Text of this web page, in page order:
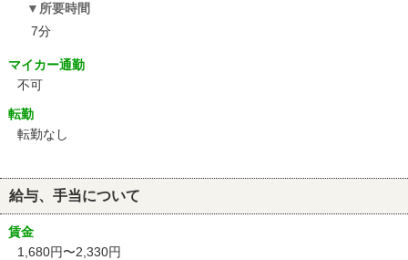
所要時間
7分
マイカー通勤
不可
転勤
転勤なし
給与、手当について
賃金
1,680円〜2,330円